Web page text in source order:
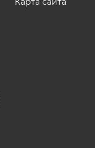
Карта сайта